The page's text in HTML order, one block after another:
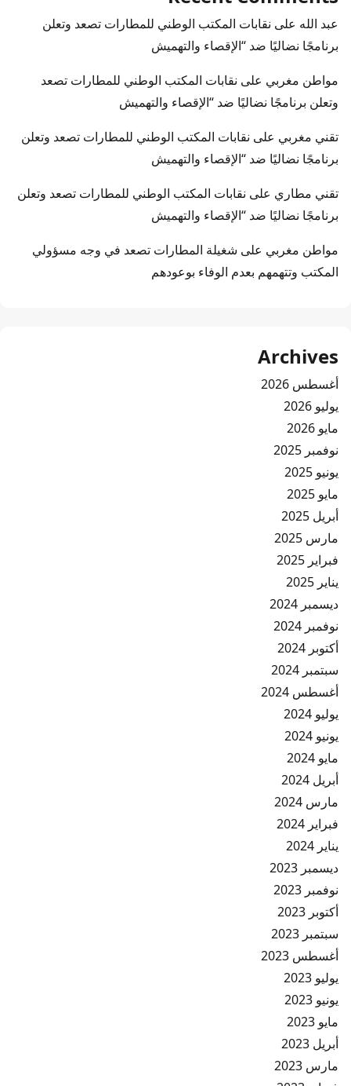
عبد الله على نقابات المكتب الوطني للمطارات تصعد وتعلن
برنامجًا نضاليًا ضد “الإقصاء والتهميش
مواطن مغربي على نقابات المكتب الوطني للمطارات تصعد
وتعلن برنامجًا نضاليًا ضد “الإقصاء والتهميش
تقني مغربي على نقابات المكتب الوطني للمطارات تصعد وتعلن
برنامجًا نضاليًا ضد “الإقصاء والتهميش
تقني مطاري على نقابات المكتب الوطني للمطارات تصعد وتعلن
برنامجًا نضاليًا ضد “الإقصاء والتهميش
مواطن مغربي على شغيلة المطارات تصعد في وجه مسؤولي
المكتب وتتهمهم بعدم الوفاء بوعودهم
Archives
أغسطس 2026
يوليو 2026
مايو 2026
نوفمبر 2025
يونيو 2025
مايو 2025
أبريل 2025
مارس 2025
فبراير 2025
يناير 2025
ديسمبر 2024
نوفمبر 2024
أكتوبر 2024
سبتمبر 2024
أغسطس 2024
يوليو 2024
يونيو 2024
مايو 2024
أبريل 2024
مارس 2024
فبراير 2024
يناير 2024
ديسمبر 2023
نوفمبر 2023
أكتوبر 2023
سبتمبر 2023
أغسطس 2023
يوليو 2023
يونيو 2023
مايو 2023
أبريل 2023
مارس 2023